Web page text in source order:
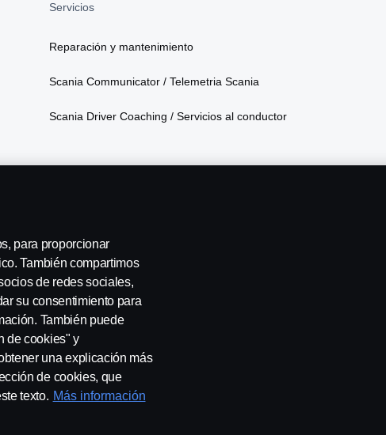
Servicios
Reparación y mantenimiento
Scania Communicator / Telemetria Scania
Scania Driver Coaching / Servicios al conductor
de Privacidad Integral
para proporcionar
También compartimos
de redes sociales,
su consentimiento para
También puede
de cookies" y
una explicación más
de cookies, que
texto. Más información